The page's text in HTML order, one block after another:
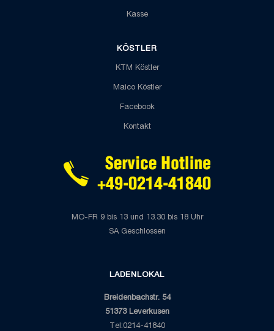
Kasse
KÖSTLER
KTM Köstler
Maico Köstler
Facebook
Kontakt
MO-FR 9 bis 13 und 13.30 bis 18 Uhr
SA Geschlossen
LADENLOKAL
Breidenbachstr. 54
51373 Leverkusen
Tel:0214-41840